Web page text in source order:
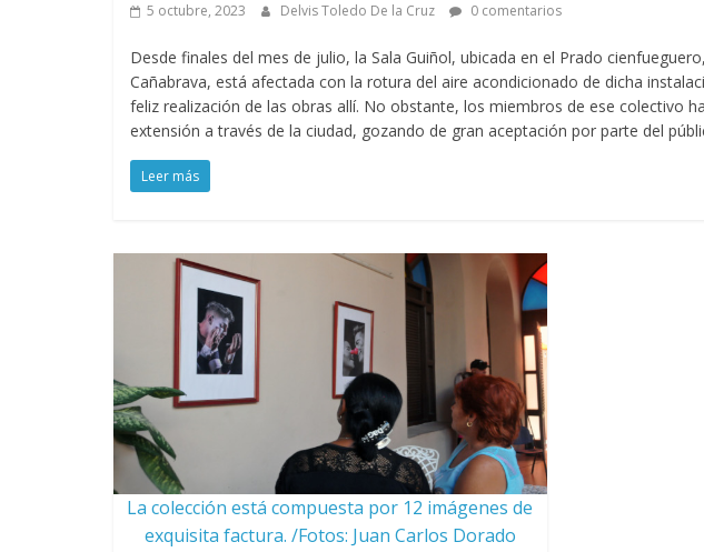
5 octubre, 2023 Delvis Toledo De la Cruz 0 comentarios
Desde finales del mes de julio, la Sala Guiñol, ubicada en el Prado
Cañabrava, está afectada con la rotura del aire acondicionado de dicha
feliz realización de las obras allí. No obstante, los miembros de ese colectivo
extensión a través de la ciudad, gozando de gran aceptación por parte del
Leer más
La colección está compuesta por 12 imágenes de
exquisita factura. /Fotos: Juan Carlos Dorado